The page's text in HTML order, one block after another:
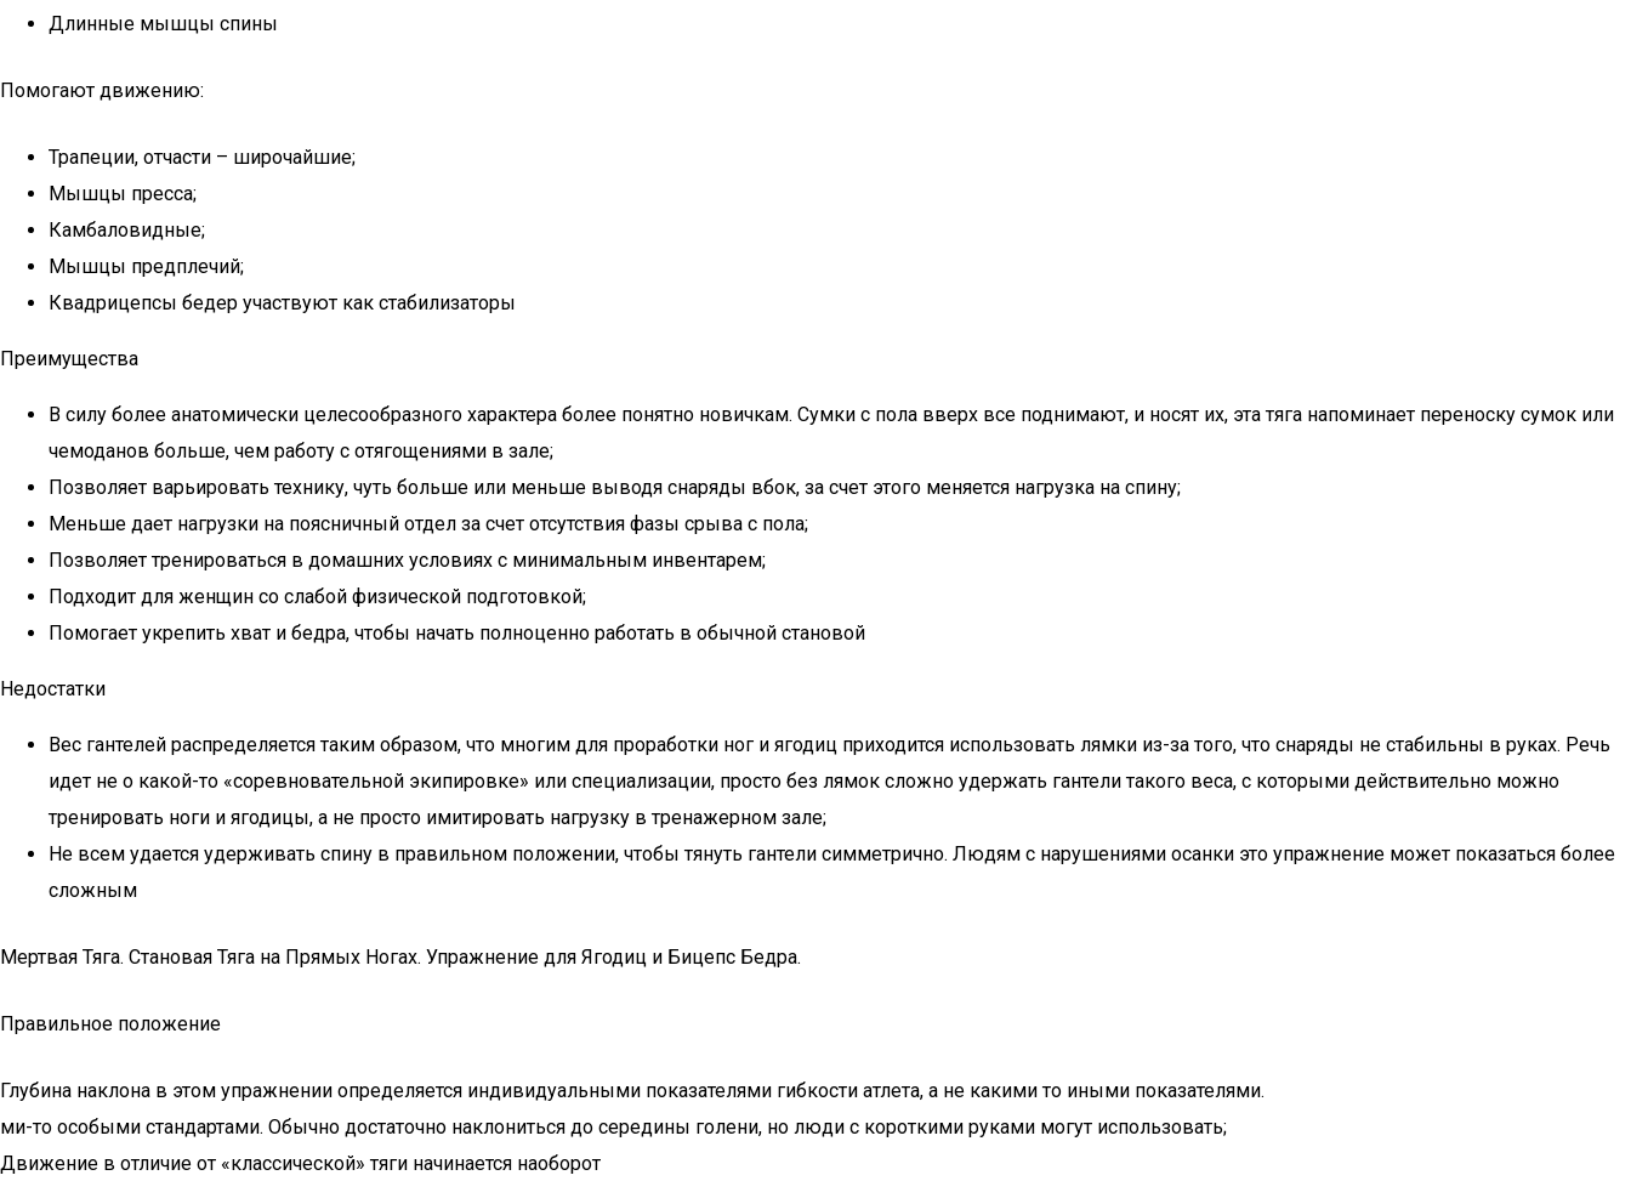
Длинные мышцы спины
Помогают движению:
Трапеции, отчасти – широчайшие;
Мышцы пресса;
Камбаловидные;
Мышцы предплечий;
Квадрицепсы бедер участвуют как стабилизаторы
Преимущества
В силу более анатомически целесообразного характера более понятно новичкам. Сумки с пола вверх все поднимают, и носят их, эта тяга напоминает переноску сумок или
чемоданов больше, чем работу с отягощениями в зале;
Позволяет варьировать технику, чуть больше или меньше выводя снаряды вбок, за счет этого меняется нагрузка на спину;
Меньше дает нагрузки на поясничный отдел за счет отсутствия фазы срыва с пола;
Позволяет тренироваться в домашних условиях с минимальным инвентарем;
Подходит для женщин со слабой физической подготовкой;
Помогает укрепить хват и бедра, чтобы начать полноценно работать в обычной становой
Недостатки
Вес гантелей распределяется таким образом, что многим для проработки ног и ягодиц приходится использовать лямки из-за того, что снаряды не стабильны в руках. Речь
идет не о какой-то «соревновательной экипировке» или специализации, просто без лямок сложно удержать гантели такого веса, с которыми действительно можно
тренировать ноги и ягодицы, а не просто имитировать нагрузку в тренажерном зале;
Не всем удается удерживать спину в правильном положении, чтобы тянуть гантели симметрично. Людям с нарушениями осанки это упражнение может показаться более
сложным
Мертвая Тяга. Становая Тяга на Прямых Ногах. Упражнение для Ягодиц и Бицепс Бедра.
Правильное положение
Глубина наклона в этом упражнении определяется индивидуальными показателями гибкости атлета, а не какими то иными показателями.
ми-то особыми стандартами. Обычно достаточно наклониться до середины голени, но люди с короткими руками могут использовать;
Движение в отличие от «классической» тяги начинается наоборот